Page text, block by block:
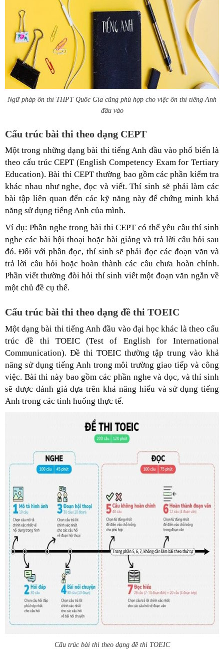
Ngữ pháp ôn thi THPT Quốc Gia cũng phù hợp cho việc ôn thi tiếng Anh
đầu vào
Cấu trúc bài thi theo dạng CEPT
Một trong những dạng bài thi tiếng Anh đầu vào phổ biến là
theo cấu trúc CEPT (English Competency Exam for Tertiary
Education). Bài thi CEPT thường bao gồm các phần kiểm tra
khác nhau như nghe, đọc và viết. Thí sinh sẽ phải làm các
bài tập liên quan đến các kỹ năng này để chứng minh khả
năng sử dụng tiếng Anh của mình.
Ví dụ: Phần nghe trong bài thi CEPT có thể yêu cầu thí sinh
nghe các bài hội thoại hoặc bài giảng và trả lời câu hỏi sau
đó. Đối với phần đọc, thí sinh sẽ phải đọc các đoạn văn và
trả lời câu hỏi hoặc hoàn thành các câu chưa hoàn chỉnh.
Phần viết thường đòi hỏi thí sinh viết một đoạn văn ngắn về
một chủ đề cụ thể.
Cấu trúc bài thi theo dạng đề thi TOEIC
Một dạng bài thi tiếng Anh đầu vào đại học khác là theo cấu
trúc đề thi TOEIC (Test of English for International
Communication). Đề thi TOEIC thường tập trung vào khả
năng sử dụng tiếng Anh trong môi trường giao tiếp và công
việc. Bài thi này bao gồm các phần nghe và đọc, và thí sinh
sẽ được đánh giá dựa trên khả năng hiểu và sử dụng tiếng
Anh trong các tình huống thực tế.
Cấu trúc bài thi theo dạng đề thi TOEIC